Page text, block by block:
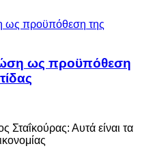
ως προϋπόθεση
Σταΐκούρας: Αυτά είναι τα